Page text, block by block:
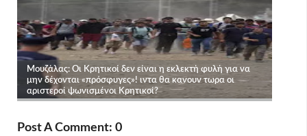
Post A Comment: 0